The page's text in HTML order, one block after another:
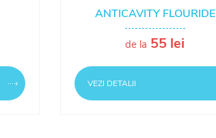
ANTICAVITY FLOURIDE
de la 55 lei
VEZI DETALII